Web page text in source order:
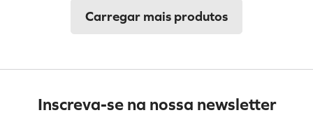
Inscreva-se na nossa newsletter